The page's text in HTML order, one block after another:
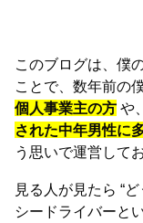
このブログは、僕
ことで、数年前の
個人事業主の方 や、
された中年男性に
う思いで運営して
見る人が見たら “
シードライバーと